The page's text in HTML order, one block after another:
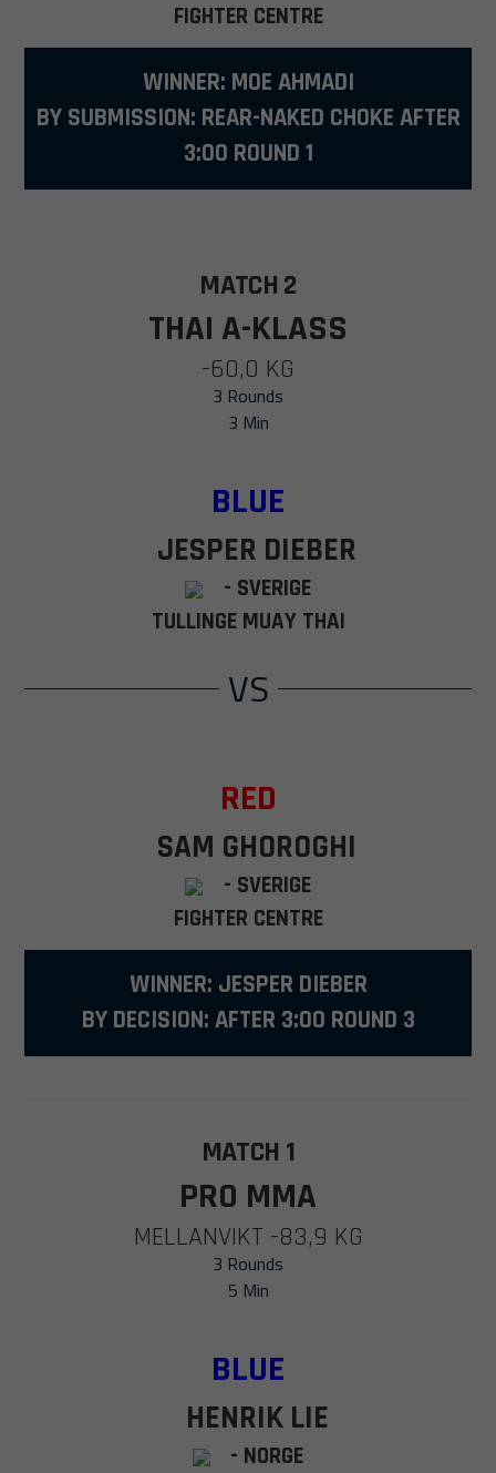
FIGHTER CENTRE
WINNER: MOE AHMADI
BY SUBMISSION: REAR-NAKED CHOKE AFTER
3:00 ROUND 1
MATCH 2
THAI A-KLASS
-60,0 KG
3 Rounds
3 Min
BLUE
JESPER DIEBER
- SVERIGE
TULLINGE MUAY THAI
VS
RED
SAM GHOROGHI
- SVERIGE
FIGHTER CENTRE
WINNER: JESPER DIEBER
BY DECISION: AFTER 3:00 ROUND 3
MATCH 1
PRO MMA
MELLANVIKT -83,9 KG
3 Rounds
5 Min
BLUE
HENRIK LIE
- NORGE